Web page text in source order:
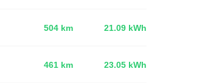
504 km 21.09 kWh
461 km 23.05 kWh